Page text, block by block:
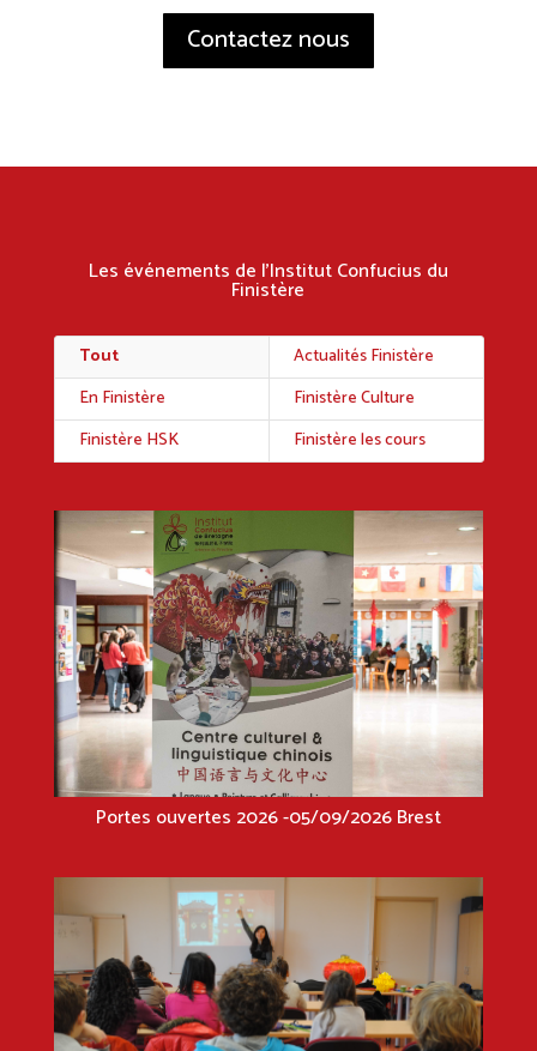
Contactez nous
Les événements de l’Institut Confucius du
Finistère
Tout
Actualités Finistère
En Finistère
Finistère Culture
Finistère HSK
Finistère les cours
Portes ouvertes 2026 -05/09/2026 Brest